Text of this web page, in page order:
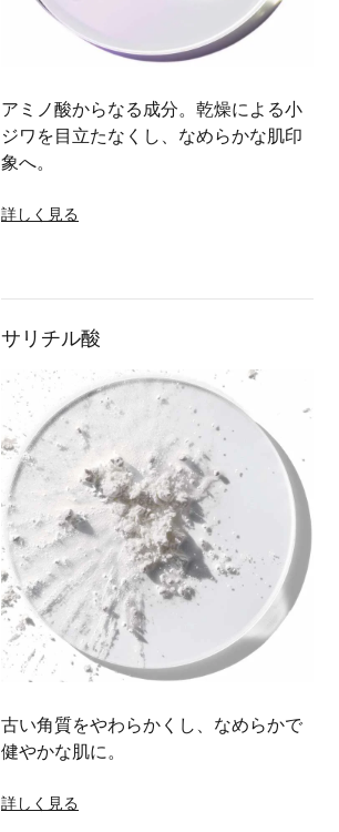
アミノ酸からなる成分。乾燥による小
ジワを目立たなくし、なめらかな肌印
象へ。
詳しく見る
サリチル酸
古い角質をやわらかくし、なめらかで
健やかな肌に。
詳しく見る